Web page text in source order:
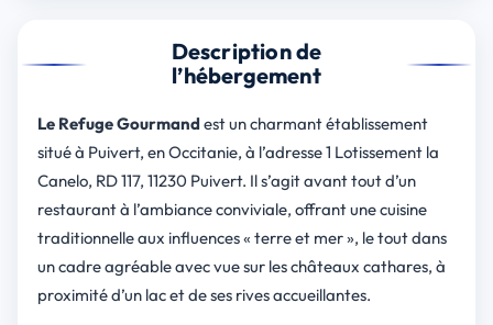
Description de
l’hébergement
Le Refuge Gourmandest un charmant établissement
situé à Puivert, en Occitanie, à l’adresse 1 Lotissement la
Canelo, RD 117, 11230 Puivert. Il s’agit avant tout d’un
restaurant à l’ambiance conviviale, offrant une cuisine
traditionnelle aux influences « terre et mer », le tout dans
un cadre agréable avec vue sur les châteaux cathares, à
proximité d’un lac et de ses rives accueillantes.